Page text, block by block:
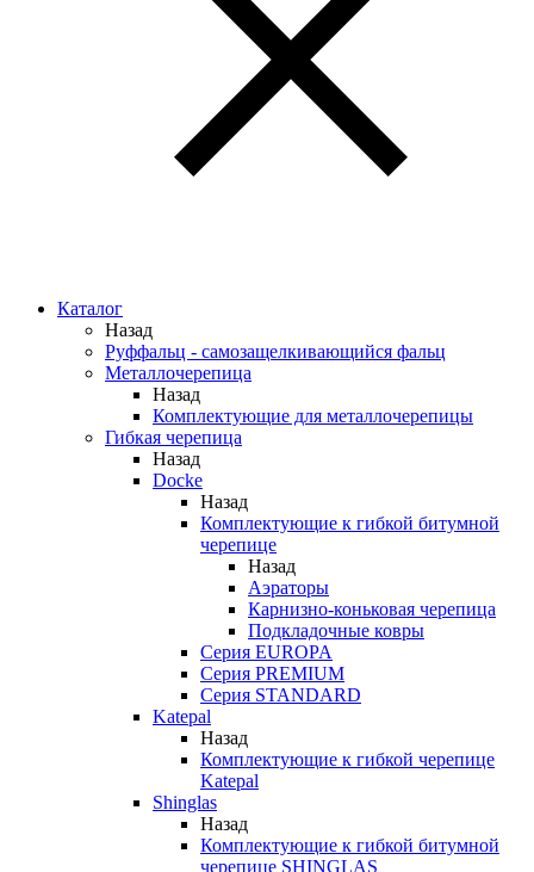
Каталог
Назад
Руффальц - самозащелкивающийся фальц
Металлочерепица
Назад
Комплектующие для металлочерепицы
Гибкая черепица
Назад
Docke
Назад
Комплектующие к гибкой битумной
черепице
Назад
Аэраторы
Карнизно-коньковая черепица
Подкладочные ковры
Серия EUROPA
Серия PREMIUM
Серия STANDARD
Katepal
Назад
Комплектующие к гибкой черепице
Katepal
Shinglas
Назад
Комплектующие к гибкой битумной
черепице SHINGLAS